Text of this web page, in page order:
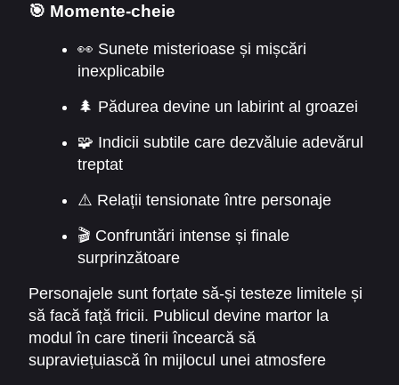
scene. „A Classic Horror Story 2021 Online
” transformă un cadru aparent banal
într-un mediu înfricoșător, unde fiecare detaliu
🎯 Momente-cheie
👀 Sunete misterioase și mișcări
inexplicabile
🌲 Pădurea devine un labirint al groazei
🧩 Indicii subtile care dezvăluie adevărul
treptat
⚠️ Relații tensionate între personaje
🎬 Confruntări intense și finale
surprinzătoare
Personajele sunt forțate să-și testeze limitele și
să facă față fricii. Publicul devine martor la
modul în care tinerii încearcă să
supraviețuiască în mijlocul unei atmosfere